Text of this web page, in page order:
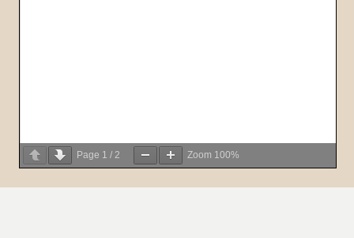
Page 1 / 2 Zoom 100%